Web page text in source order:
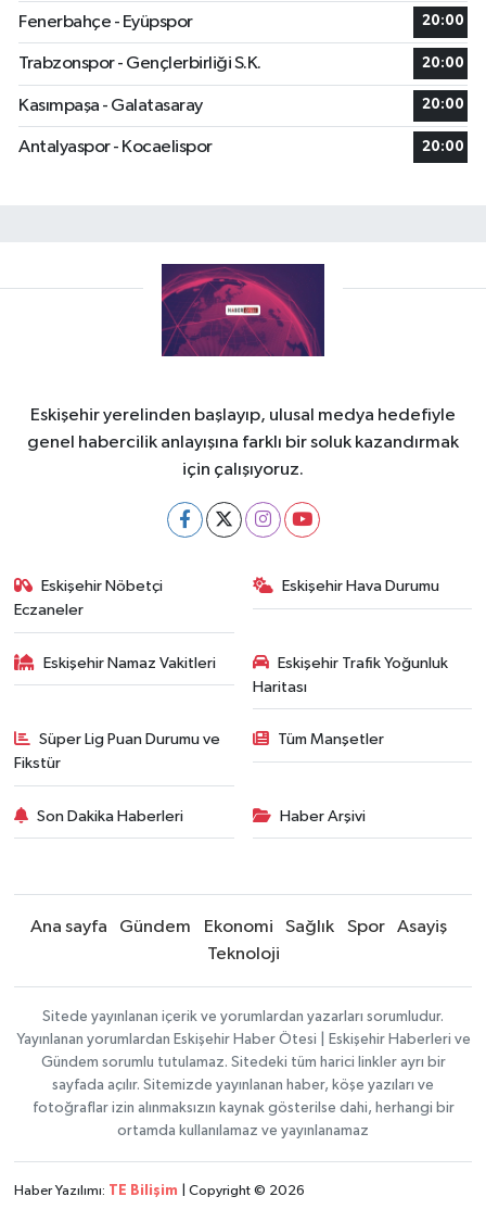
Fenerbahçe - Eyüpspor 20:00
Trabzonspor - Gençlerbirliği S.K. 20:00
Kasımpaşa - Galatasaray 20:00
Antalyaspor - Kocaelispor 20:00
Eskişehir yerelinden başlayıp, ulusal medya hedefiyle
genel habercilik anlayışına farklı bir soluk kazandırmak
için çalışıyoruz.
Eskişehir Nöbetçi
Eczaneler
Eskişehir Hava Durumu
Eskişehir Namaz Vakitleri
Eskişehir Trafik Yoğunluk
Haritası
Süper Lig Puan Durumu ve
Fikstür
Tüm Manşetler
Son Dakika Haberleri Haber Arşivi
Ana sayfa Gündem Ekonomi Sağlık Spor
Asayiş
Teknoloji
Sitede yayınlanan içerik ve yorumlardan yazarları sorumludur.
Yayınlanan yorumlardan Eskişehir Haber Ötesi | Eskişehir Haberleri ve
Gündem sorumlu tutulamaz. Sitedeki tüm harici linkler ayrı bir
sayfada açılır. Sitemizde yayınlanan haber, köşe yazıları ve
fotoğraflar izin alınmaksızın kaynak gösterilse dahi, herhangi bir
ortamda kullanılamaz ve yayınlanamaz
Haber Yazılımı: TE Bilişim | Copyright © 2026